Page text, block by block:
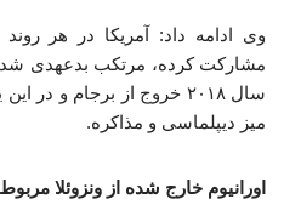
سال ۲۰۱۸ خروج از برجام و
میز دیپلماسی و مذاکره.
اورانیوم خارج شده از ونزوئلا